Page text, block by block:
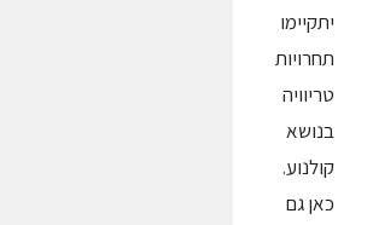
יתקיימו
תחרויות
טריוויה
בנושא
קולנוע.
כאן גם